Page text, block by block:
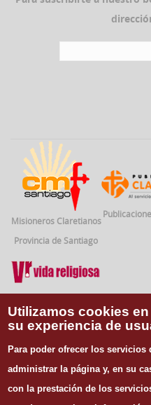
Misioneros Claretianos
Provincia de Santiago
Vida Religiosa
Instituto
Escuela
Utilizamos cookies
su experiencia de
Para poder ofrecer los servicios
administrar la página y, en su
con la prestación de los